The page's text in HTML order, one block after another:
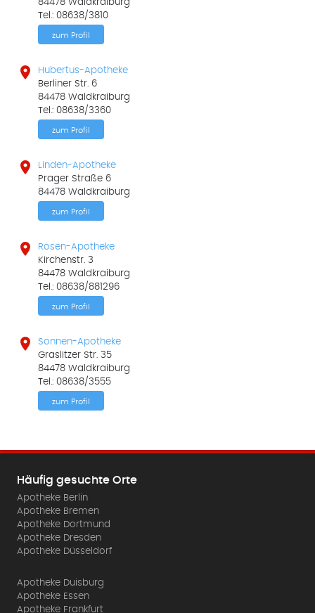
84478 Waldkraiburg
Tel.: 08638/3810
zum Profil

Hubertus-Apotheke
Berliner Str. 6
84478 Waldkraiburg
Tel.: 08638/3360
zum Profil

Linden-Apotheke
Prager Straße 6
84478 Waldkraiburg
zum Profil

Rosen-Apotheke
Kirchenstr. 3
84478 Waldkraiburg
Tel.: 08638/881296
zum Profil

Sonnen-Apotheke
Graslitzer Str. 35
84478 Waldkraiburg
Tel.: 08638/3555
zum Profil
Häufig gesuchte Orte
Apotheke Berlin
Apotheke Bremen
Apotheke Dortmund
Apotheke Dresden
Apotheke Düsseldorf
Apotheke Duisburg
Apotheke Essen
Apotheke Frankfurt